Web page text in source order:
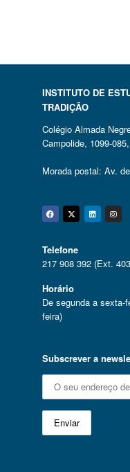
INSTITUTO DE
TRADIÇÃO
Colégio Almada
Campolide, 1099-
Morada postal: Av.
Twitter
Telefone
217 908 392 (Ext.
Horário
De segunda a sexta-
feira)
Subscrever a